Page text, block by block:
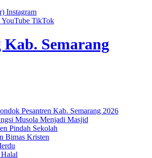
Instagram
YouTube TikTok
Kab. Semarang
Pesantren Kab. Semarang 2026
Musola Menjadi Masjid
Pindah Sekolah
Bimas Kristen